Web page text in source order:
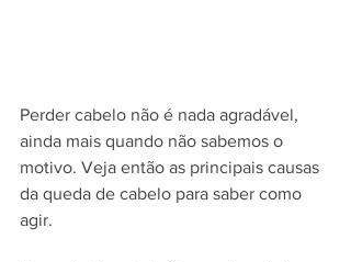
Perder cabelo não é nada agradável,
ainda mais quando não sabemos o
motivo. Veja então as principais causas
da queda de cabelo para saber como
agir.